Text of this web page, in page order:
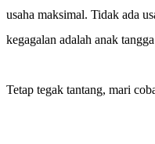
usaha maksimal. Tidak ada
kegagalan adalah anak
Tetap tegak tantang, mari